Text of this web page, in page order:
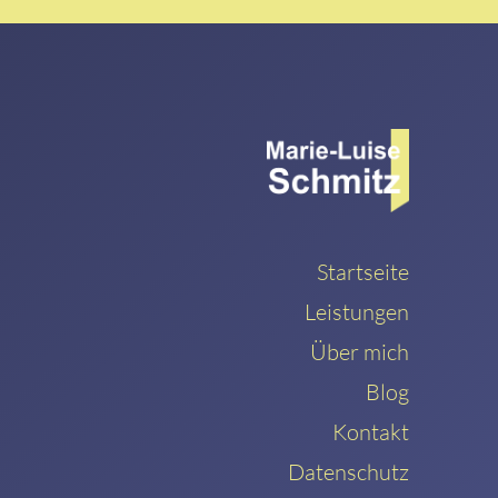
Startseite
Leistungen
Über mich
Blog
Kontakt
Datenschutz